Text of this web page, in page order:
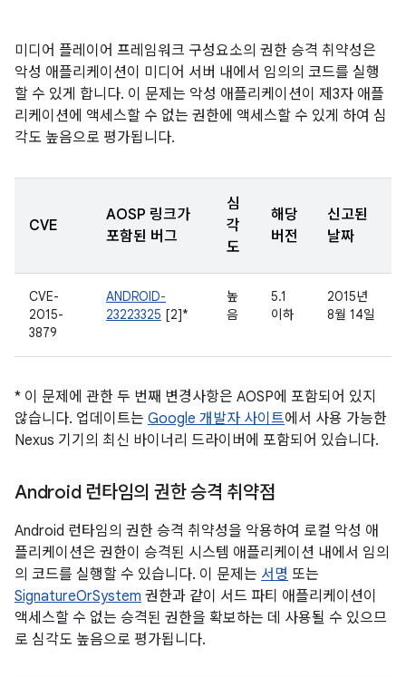
미디어 플레이어 프레임워크 구성요소의 권한 승격 취약성은
악성 애플리케이션이 미디어 서버 내에서 임의의 코드를 실행
할 수 있게 합니다. 이 문제는 악성 애플리케이션이 제3자 애플
리케이션에 액세스할 수 없는 권한에 액세스할 수 있게 하여 심
각도 높음으로 평가됩니다.
CVE
AOSP 링크가
포함된 버그
심
각
도
해당
버전
신고된
날짜
CVE-
2015-
3879
ANDROID-
23223325 [2]*
높
음
5.1
이하
2015년
8월 14일
* 이 문제에 관한 두 번째 변경사항은 AOSP에 포함되어 있지
않습니다. 업데이트는 Google 개발자 사이트에서 사용 가능한
Nexus 기기의 최신 바이너리 드라이버에 포함되어 있습니다.
Android 런타임의 권한 승격 취약점
Android 런타임의 권한 승격 취약성을 악용하여 로컬 악성 애
플리케이션은 권한이 승격된 시스템 애플리케이션 내에서 임의
의 코드를 실행할 수 있습니다. 이 문제는 서명 또는
SignatureOrSystem 권한과 같이 서드 파티 애플리케이션이
액세스할 수 없는 승격된 권한을 확보하는 데 사용될 수 있으므
로 심각도 높음으로 평가됩니다.